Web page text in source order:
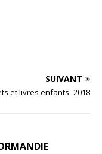
SUIVANT
et livres enfants -2018